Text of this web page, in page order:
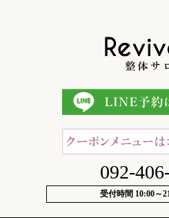
092-
受付時間 10:00～